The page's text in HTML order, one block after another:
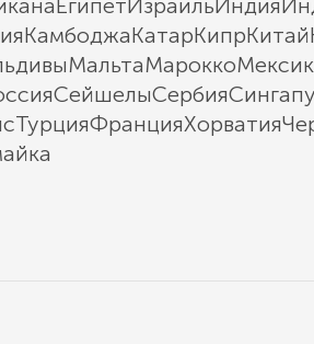
КамбоджаКатарКипрКитай
МальтаМарокко
СейшелыСербия
ТурцияФранцияХорватия